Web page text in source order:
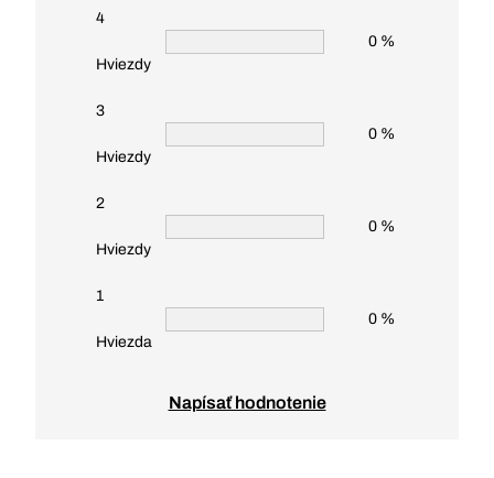
4
Hviezdy
0 %
3
Hviezdy
0 %
2
Hviezdy
0 %
1
Hviezda
0 %
Napísať hodnotenie